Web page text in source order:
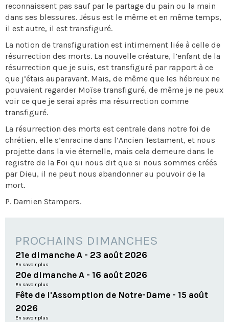
reconnaissent pas sauf par le partage du pain ou la main
dans ses blessures. Jésus est le même et en même temps,
il est autre, il est transfiguré.
La notion de transfiguration est intimement liée à celle de
résurrection des morts. La nouvelle créature, l’enfant de la
résurrection que je suis, est transfiguré par rapport à ce
que j’étais auparavant. Mais, de même que les hébreux ne
pouvaient regarder Moïse transfiguré, de même je ne peux
voir ce que je serai après ma résurrection comme
transfiguré.
La résurrection des morts est centrale dans notre foi de
chrétien, elle s’enracine dans l’Ancien Testament, et nous
projette dans la vie éternelle, mais cela demeure dans le
registre de la Foi qui nous dit que si nous sommes créés
par Dieu, il ne peut nous abandonner au pouvoir de la
mort.
P. Damien Stampers.
PROCHAINS DIMANCHES
21e dimanche A - 23 août 2026
En savoir plus
20e dimanche A - 16 août 2026
En savoir plus
Fête de l'Assomption de Notre-Dame - 15 août
2026
En savoir plus